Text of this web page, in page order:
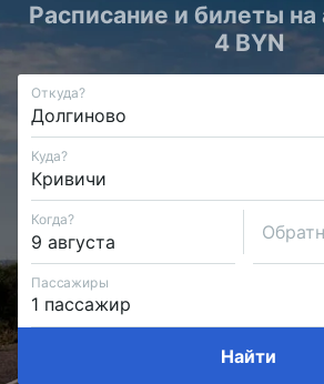
Расписание и билеты на
4 BYN
Откуда?
Куда?
Когда?
Пассажиры
Найти